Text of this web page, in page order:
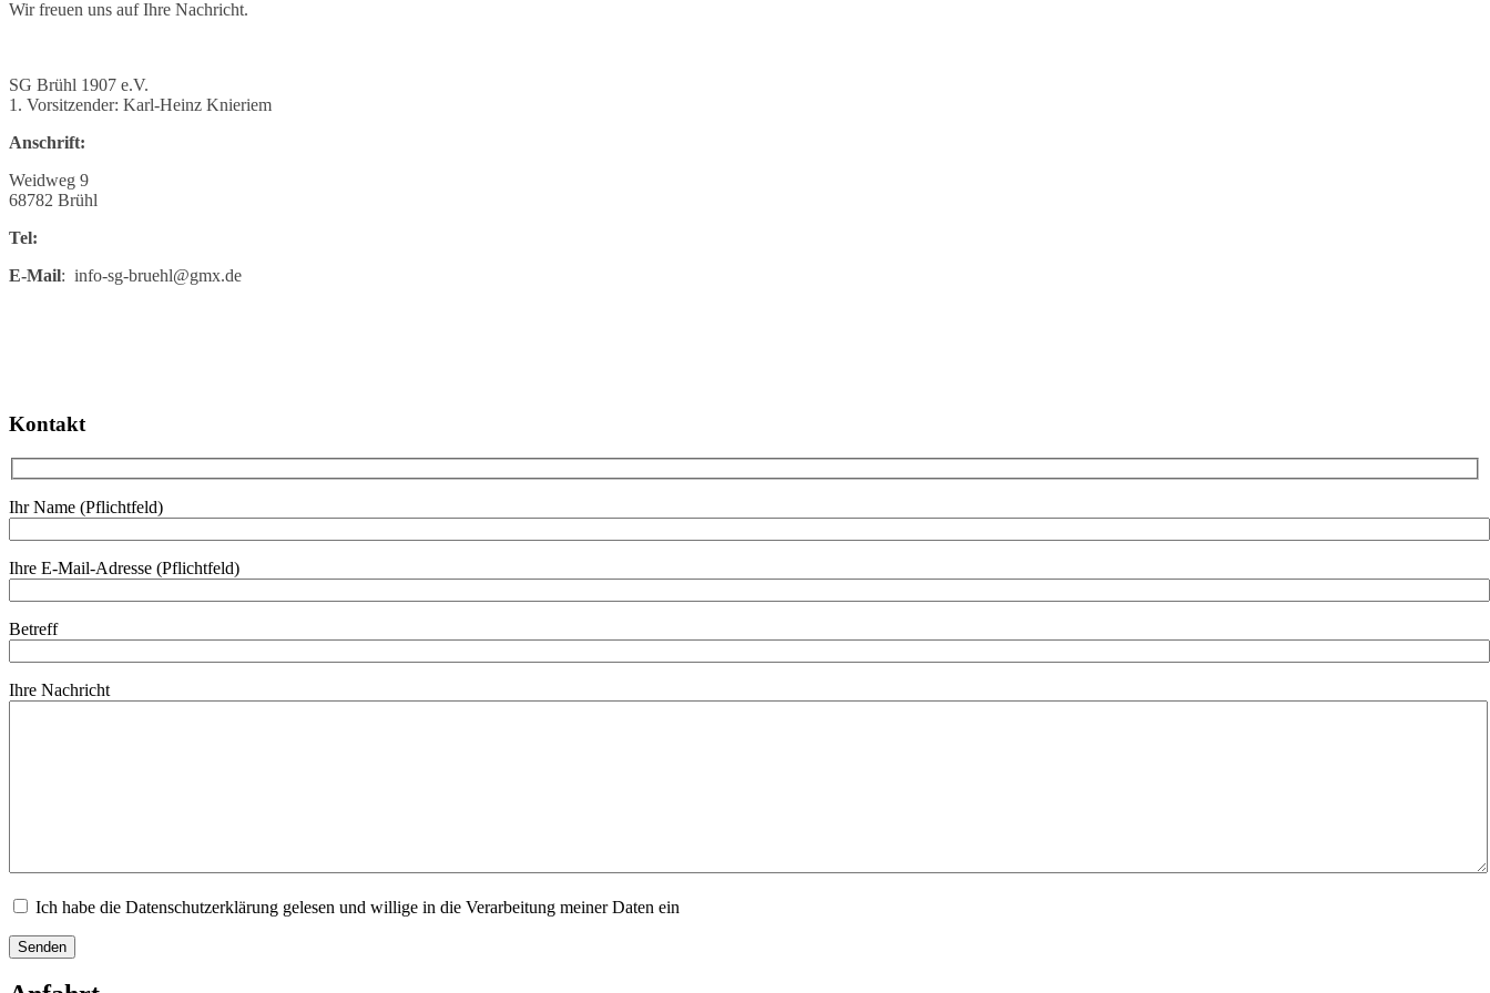
Wir freuen uns auf Ihre Nachricht.
SG Brühl 1907 e.V.
1. Vorsitzender: Karl-Heinz Knieriem
Anschrift:
Weidweg 9
68782 Brühl
Tel:
E-Mail: info-sg-bruehl@gmx.de
Kontakt
Ihr Name (Pflichtfeld)
Ihre E-Mail-Adresse (Pflichtfeld)
Betreff
Ihre Nachricht
Ich habe die Datenschutzerklärung gelesen und willige in die Verarbeitung meiner Daten ein